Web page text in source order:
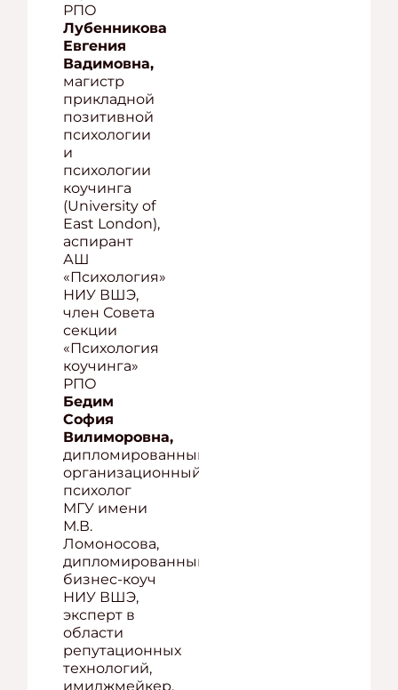
РПО
Лубенникова
Евгения
Вадимовна,
магистр
прикладной
позитивной
психологии
и
психологии
коучинга
(University of
East London),
аспирант
АШ
«Психология»
НИУ ВШЭ,
член Совета
секции
«Психология
коучинга»
РПО
Бедим
София
Вилиморовна,
дипломированный
организационный
психолог
МГУ имени
М.В.
Ломоносова,
дипломированный
бизнес-коуч
НИУ ВШЭ,
эксперт в
области
репутационных
технологий,
имиджмейкер,